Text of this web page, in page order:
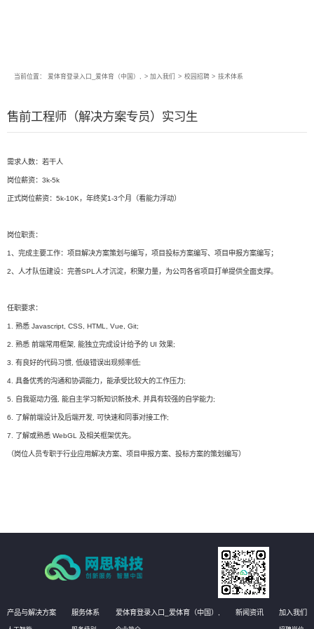
当前位置： 爱体育登录入口_爱体育（中国）, > 加入我们 > 校园招聘 > 技术体系
售前工程师（解决方案专员）实习生
需求人数：若干人
岗位薪资：3k-5k
正式岗位薪资：5k-10K，年终奖1-3个月（看能力浮动）
岗位职责：
1、完成主要工作：项目解决方案策划与编写，项目投标方案编写、项目申报方案编写；
2、人才队伍建设：完善SPL人才沉淀，积聚力量，为公司各省项目打单提供全面支撑。
任职要求：
1. 熟悉 Javascript, CSS, HTML, Vue, Git;
2. 熟悉 前端常用框架, 能独立完成设计给予的 UI 效果;
3. 有良好的代码习惯, 低级错误出现频率低;
4. 具备优秀的沟通和协调能力，能承受比较大的工作压力;
5. 自我驱动力强, 能自主学习新知识新技术, 并具有较强的自学能力;
6. 了解前端设计及后端开发, 可快速和同事对接工作;
7. 了解或熟悉 WebGL 及相关框架优先。
（岗位人员专职于行业应用解决方案、项目申报方案、投标方案的策划编写）
产品与解决方案 服务体系 爱体育登录入口_爱体育（中国）, 新闻资讯 加入我们